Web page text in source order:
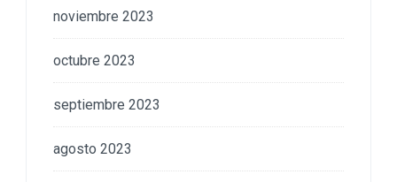
noviembre 2023
octubre 2023
septiembre 2023
agosto 2023